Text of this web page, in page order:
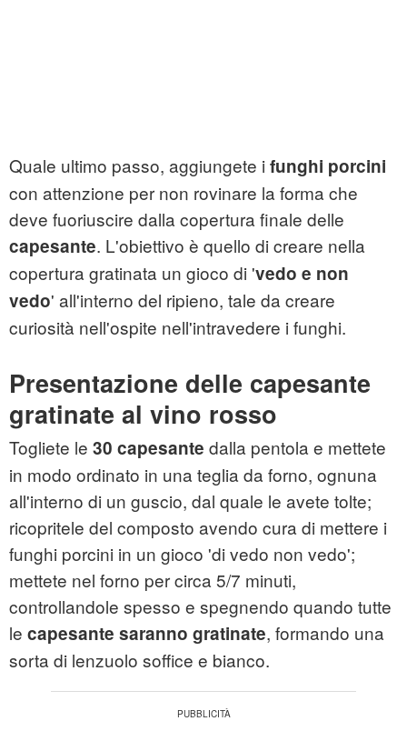
Quale ultimo passo, aggiungete i funghi porcini
con attenzione per non rovinare la forma che
deve fuoriuscire dalla copertura finale delle
capesante. L'obiettivo è quello di creare nella
copertura gratinata un gioco di 'vedo e non
vedo' all'interno del ripieno, tale da creare
curiosità nell'ospite nell'intravedere i funghi.
Presentazione delle capesante
gratinate al vino rosso
Togliete le 30 capesante dalla pentola e mettete
in modo ordinato in una teglia da forno, ognuna
all'interno di un guscio, dal quale le avete tolte;
ricopritele del composto avendo cura di mettere i
funghi porcini in un gioco 'di vedo non vedo';
mettete nel forno per circa 5/7 minuti,
controllandole spesso e spegnendo quando tutte
le capesante saranno gratinate, formando una
sorta di lenzuolo soffice e bianco.